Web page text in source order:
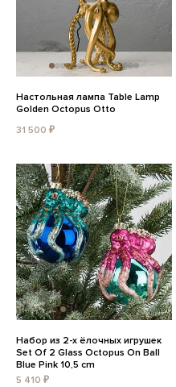
Настольная лампа Table Lamp
Golden Octopus Otto
31 500 ₽
Набор из 2-х ёлочных игрушек
Set Of 2 Glass Octopus On Ball
Blue Pink 10,5 cm
5 410 ₽